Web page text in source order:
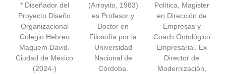
* Diseñador del
Proyecto Diseño
Organizacional
Colegio Hebreo
Maguem David.
Ciudad de México
(2024-)
(Arroyito, 1983)
es Profesor y
Doctor en
Filosofía por la
Universidad
Nacional de
Córdoba.
Política, Magister
en Dirección de
Empresas y
Coach Ontológico
Empresarial. Ex
Director de
Modernización,